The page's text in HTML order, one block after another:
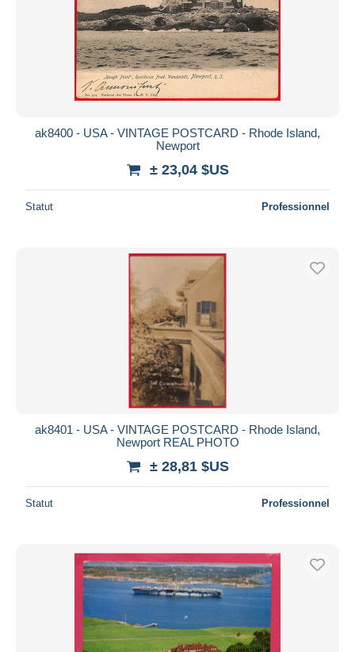
ak8400 - USA - VINTAGE POSTCARD - Rhode Island,
Newport
± 23,04 $US
Statut Professionnel
ak8401 - USA - VINTAGE POSTCARD - Rhode Island,
Newport REAL PHOTO
± 28,81 $US
Statut Professionnel